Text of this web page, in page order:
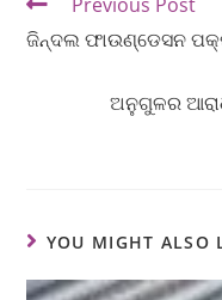
ଜିନ୍ଦଲ ଫାଉଣ୍ଡେସନ
ଅନୁଗୁଳର
YOU MIGHT ALSO